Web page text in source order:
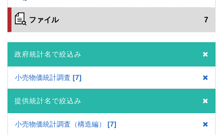
ファイル 7
政府統計名で絞込み
小売物価統計調査 7
提供統計名で絞込み
小売物価統計調査（構造編） 7